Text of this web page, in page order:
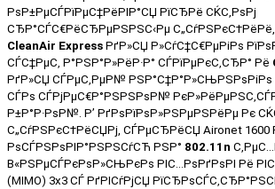
РѕР±РµСЃРїРµС‡РёРІР°СЏ РїСЂРё СЌС‚РѕРј
СЂР°СЃС€РёСЂРµРЅРЅС‹Рµ С„СѓРЅРєС†РёРё,
CleanAir Express РґР»СЏ Р»СѓС‡С€РµРіРѕ
СЃС‡РµС‚ Р°РЅР°Р»РёР·Р° СЃРїРµРєС‚СЂР° Рё
РґР»СЏ СЃРµС‚РµР№
СЃРѕ СЃРјРµС€Р°РЅРЅРѕР№
Р±Р°Р·РѕР№. Р’ РґРѕРїРѕР»РЅРµРЅРёРµ Рє
С„СѓРЅРєС†РёСЏРј, СЃРµСЂРёСЏ Aironet 1600
РѕСЃРЅРѕРІР°РЅРЅСѓСЋ РЅР° 802.11n
В«РЅРµСЃРєРѕР»СЊРєРѕ РІС…РѕРґРѕРІ Рё
(MIMO) 3x3 СЃ РґРІСѓРјСЏ